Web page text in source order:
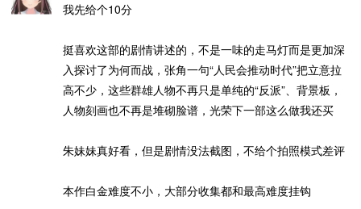
我先给个10分
挺喜欢这部的剧情讲述的，不是一味的走马灯而是更加深
入探讨了为何而战，张角一句“人民会推动时代”把立意拉
高不少，这些群雄人物不再只是单纯的“反派”、背景板，
人物刻画也不再是堆砌脸谱，光荣下一部这么做我还买
朱妹妹真好看，但是剧情没法截图，不给个拍照模式差评
本作白金难度不小，大部分收集都和最高难度挂钩